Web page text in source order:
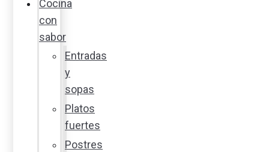
Cocina
con
sabor
Entradas
y
sopas
Platos
fuertes
Postres